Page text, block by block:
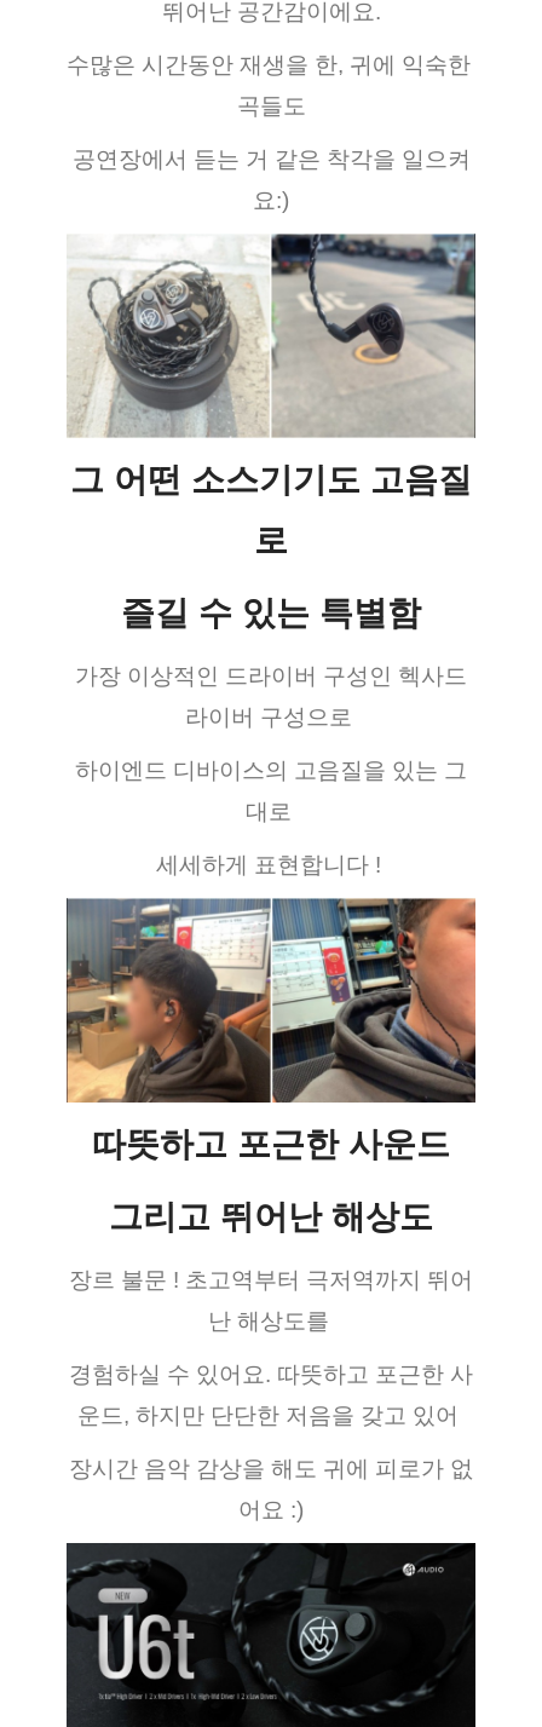
뛰어난 공간감이에요.
수많은 시간동안 재생을 한, 귀에 익숙한
곡들도
공연장에서 듣는 거 같은 착각을 일으켜
요:)
그 어떤 소스기기도 고음질
로
즐길 수 있는 특별함
가장 이상적인 드라이버 구성인 헥사드
라이버 구성으로
하이엔드 디바이스의 고음질을 있는 그
대로
세세하게 표현합니다 !
따뜻하고 포근한 사운드
그리고 뛰어난 해상도
장르 불문 ! 초고역부터 극저역까지 뛰어
난 해상도를
경험하실 수 있어요. 따뜻하고 포근한 사
운드, 하지만 단단한 저음을 갖고 있어
장시간 음악 감상을 해도 귀에 피로가 없
어요 :)